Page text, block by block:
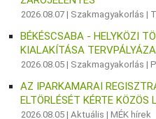
2026.08.07 | Szakmagyakorlás |
BÉKÉSCSABA - HELYKÖZI
KIALAKÍTÁSA
2026.08.05 | Szakmagyakorlás |
AZ IPARKAMARAI
ELTÖRLÉSÉT KÉRTE
2026.08.05 |Aktuális |MÉK hírek